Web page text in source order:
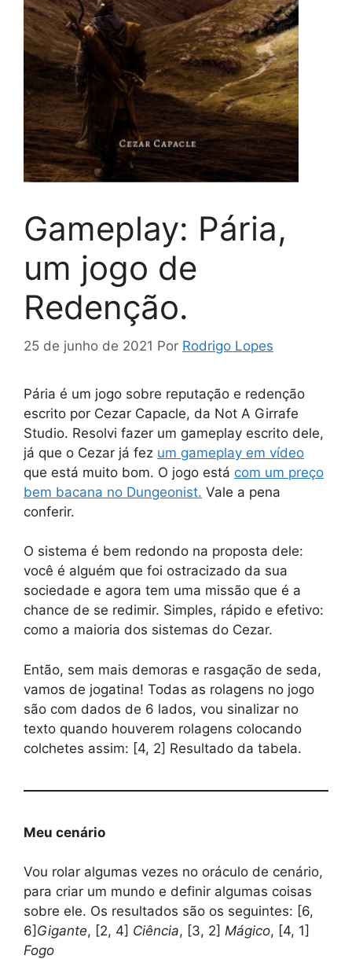
Gameplay: Pária,
um jogo de
Redenção.
25 de junho de 2021 Por Rodrigo Lopes
Pária é um jogo sobre reputação e redenção
escrito por Cezar Capacle, da Not A Girrafe
Studio. Resolvi fazer um gameplay escrito dele,
já que o Cezar já fez um gameplay em vídeo
que está muito bom. O jogo está com um preço
bem bacana no Dungeonist. Vale a pena
conferir.
O sistema é bem redondo na proposta dele:
você é alguém que foi ostracizado da sua
sociedade e agora tem uma missão que é a
chance de se redimir. Simples, rápido e efetivo:
como a maioria dos sistemas do Cezar.
Então, sem mais demoras e rasgação de seda,
vamos de jogatina! Todas as rolagens no jogo
são com dados de 6 lados, vou sinalizar no
texto quando houverem rolagens colocando
colchetes assim: [4, 2] Resultado da tabela.
Meu cenário
Vou rolar algumas vezes no oráculo de cenário,
para criar um mundo e definir algumas coisas
sobre ele. Os resultados são os seguintes: [6,
6] Gigante, [2, 4] Ciência, [3, 2] Mágico, [4, 1]
Fogo